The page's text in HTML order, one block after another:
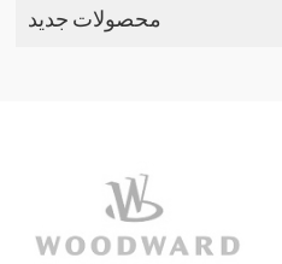
محصولات جدید